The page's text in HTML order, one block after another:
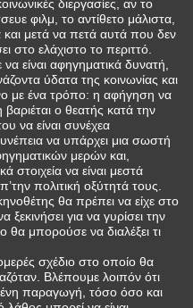
διεργασίες, αν το
φιλμ, το αντίθετο μάλιστα,
μετά να πετά αυτά που δεν
στο ελάχιστο το περιττό.
είναι αφηγηματικά δυνατή,
ύδατα της κοινωνίας και
με ένα τρόπο: η αφήγηση να
ο θεατής κατά την
να είναι συνέχεα
να υπάρχει μια σωστή
μερών και,
στοιχεία να είναι μεστά
πολιτική οξύτητά τους.
θα πρέπει να είχε στο
ξεκινήσει για να γυρίσει την
θα μπορούσε να διαλέξει τι
σχέδιο στο οποίο θα
Βλέπουμε λοιπόν ότι
παραγωγή, τόσο όσο και